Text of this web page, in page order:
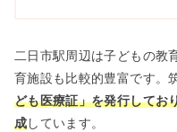
二日市駅周辺は子どもの教
育施設も比較的豊富です。
ども医療証」を発行してお
成しています。